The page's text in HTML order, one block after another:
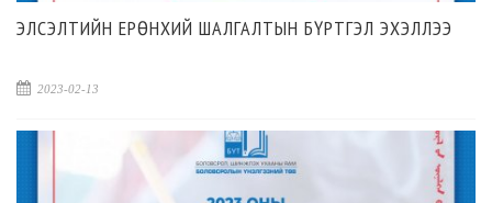
ЭЛСЭЛТИЙН ЕРӨНХИЙ ШАЛГАЛТЫН БҮРТГЭЛ ЭХЭЛЛЭЭ
2023-02-13